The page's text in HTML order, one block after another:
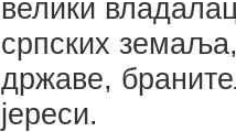
велики
српских
државе,
јереси.